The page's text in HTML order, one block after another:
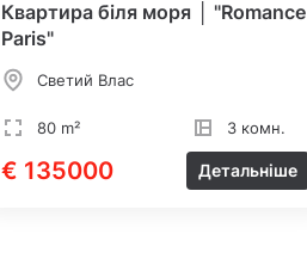
Квартира біля моря │ "Romance
Paris"
Светий Влас
80 m² 3 комн.
€ 135000 Детальніше